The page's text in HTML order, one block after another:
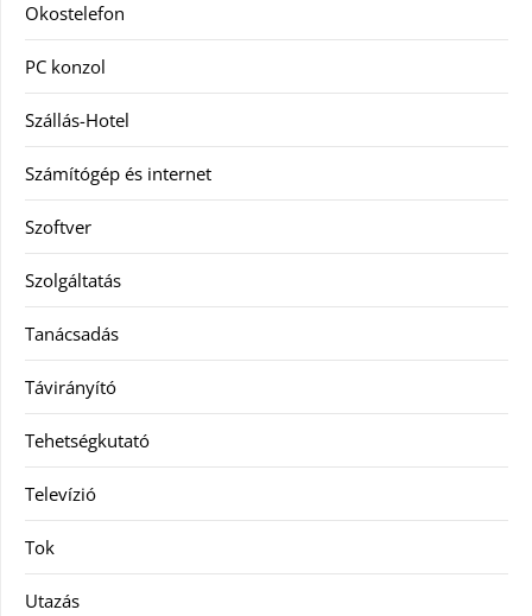
Okostelefon
PC konzol
Szállás-Hotel
Számítógép és internet
Szoftver
Szolgáltatás
Tanácsadás
Távirányító
Tehetségkutató
Televízió
Tok
Utazás